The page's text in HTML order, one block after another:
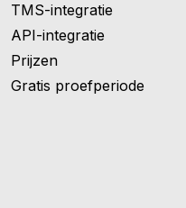
TMS-integratie
API-integratie
Prijzen
Gratis proefperiode